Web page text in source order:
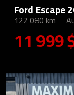
Ford Escape
122 080 km
11 999